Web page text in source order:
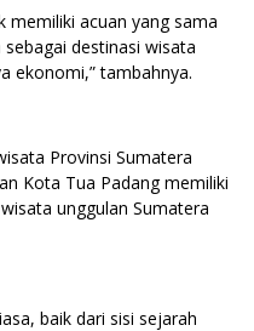
memiliki acuan yang sama
destinasi wisata
ekonomi,” tambahnya.
Provinsi Sumatera
Kota Tua Padang memiliki
unggulan Sumatera
baik dari sisi sejarah